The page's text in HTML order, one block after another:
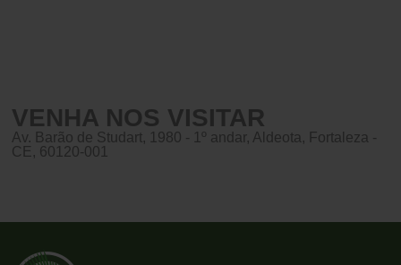
VENHA NOS VISITAR
Av. Barão de Studart, 1980 - 1º andar, Aldeota, Fortaleza -
CE, 60120-001